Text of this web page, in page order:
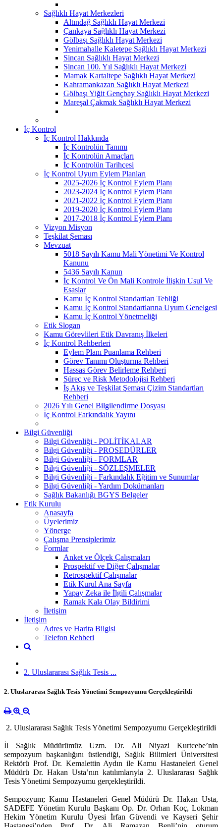
Sağlıklı Hayat Merkezleri
Altındağ Sağlıklı Hayat Merkezi
Çankaya Sağlıklı Hayat Merkezi
Gölbaşı Sağlıklı Hayat Merkezi
Yenimahalle Kaletepe Sağlıklı Hayat Merkezi
Sincan Sağlıklı Hayat Merkezi
Sincan 100. Yıl Sağlıklı Hayat Merkezi
Mamak Kartaltepe Sağlıklı Hayat Merkezi
Kahramankazan Sağlıklı Hayat Merkezi
Gölbaşı Yiğit Gençbay Sağlıklı Hayat Merkezi
Mareşal Çakmak Sağlıklı Hayat Merkezi
İç Kontrol
İç Kontrol Hakkında
İç Kontrolün Tanımı
İç Kontrolün Amaçları
İç Kontrolün Tarihçesi
İç Kontrol Uyum Eylem Planları
2025-2026 İç Kontrol Eylem Planı
2023-2024 İç Kontrol Eylem Planı
2021-2022 İç Kontrol Eylem Planı
2019-2020 İç Kontrol Eylem Planı
2017-2018 İç Kontrol Eylem Planı
Vizyon Misyon
Teşkilat Şeması
Mevzuat
5018 Sayılı Kamu Mali Yönetimi Ve Kontrol
Kanunu
5436 Sayılı Kanun
İç Kontrol Ve Ön Mali Kontrole İlişkin Usul Ve
Esaslar
Kamu İç Kontrol Standartları Tebliği
Kamu İç Kontrol Standartlarına Uyum Genelgesi
Kamu İç Kontrol Yönetmeliği
Etik Slogan
Kamu Görevlileri Etik Davranış İlkeleri
İç Kontrol Rehberleri
Eylem Planı Puanlama Rehberi
Görev Tanımı Oluşturma Rehberi
Hassas Görev Belirleme Rehberi
Süreç ve Risk Metodolojisi Rehberi
İş Akış ve Teşkilat Şeması Çizim Standartları
Rehberi
2026 Yılı Genel Bilgilendirme Dosyası
İç Kontrol Farkındalık Yayını
Bilgi Güvenliği
Bilgi Güvenliği - POLİTİKALAR
Bilgi Güvenliği - PROSEDÜRLER
Bilgi Güvenliği - FORMLAR
Bilgi Güvenliği - SÖZLEŞMELER
Bilgi Güvenliği - Farkındalık Eğitim ve Sunumlar
Bilgi Güvenliği - Yardım Dokümanları
Sağlık Bakanlığı BGYS Belgeler
Etik Kurulu
Anasayfa
Üyelerimiz
Yönerge
Çalışma Prensiplerimiz
Formlar
Anket ve Ölçek Çalışmaları
Prospektif ve Diğer Çalışmalar
Retrospektif Çalışmalar
Etik Kurul Ana Sayfa
Yapay Zeka ile İlgili Çalışmalar
Ramak Kala Olay Bildirimi
İletişim
İletişim
Adres ve Harita Bilgisi
Telefon Rehberi
2. Uluslararası Sağlık Tesis ...
2. Uluslararası Sağlık Tesis Yönetimi Sempozyumu Gerçekleştirildi
2. Uluslararası Sağlık Tesis Yönetimi Sempozyumu Gerçekleştirildi
İl Sağlık Müdürümüz Uzm. Dr. Ali Niyazi Kurtcebe’nin
sempozyum başkanlığını üstlendiği, Sağlık Bilimleri Üniversitesi
Rektörü Prof. Dr. Kemalettin Aydın ile Kamu Hastaneleri Genel
Müdürü Dr. Hakan Usta’nın katılımlarıyla 2. Uluslararası Sağlık
Tesis Yönetimi Sempozyumu gerçekleştirildi.
Sempozyum; Kamu Hastaneleri Genel Müdürü Dr. Hakan Usta,
SADEFE Yönetim Kurulu Başkanı Op. Dr. Orhan Koç, Lokman
Hekim Yönetim Kurulu Üyesi İrfan Güvendi ve Kayseri Şehir